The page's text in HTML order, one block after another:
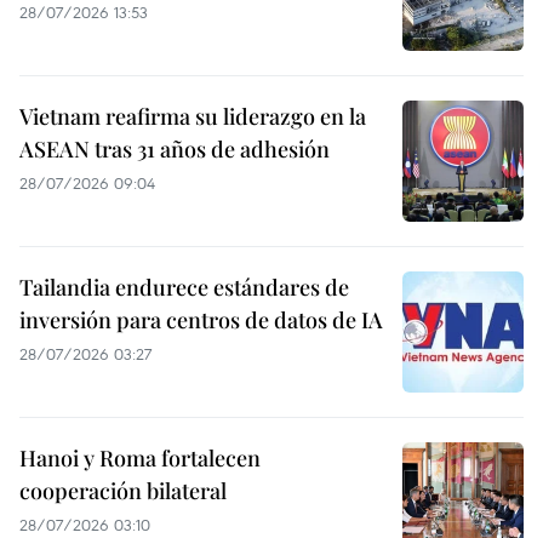
28/07/2026 13:53
Vietnam reafirma su liderazgo en la
ASEAN tras 31 años de adhesión
28/07/2026 09:04
Tailandia endurece estándares de
inversión para centros de datos de IA
28/07/2026 03:27
Hanoi y Roma fortalecen
cooperación bilateral
28/07/2026 03:10